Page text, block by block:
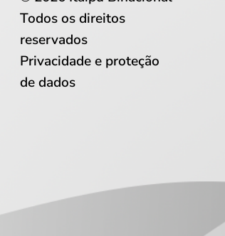
Todos os direitos
reservados
Privacidade e proteção
de dados